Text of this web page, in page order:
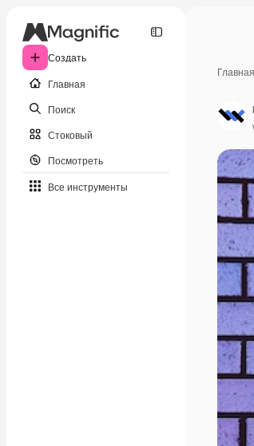
Создать
Главная
Поиск
Стоковый
Посмотреть
Все инструменты
Главная